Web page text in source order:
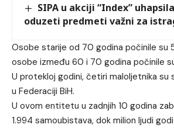
SIPA u akciji “Index”
oduzeti predmeti važni za
Osobe starije od 70 godina počinile su
osobe između 60 i 70 godina počinile
U protekloj godini, četiri maloljetnika su
u Federaciji BiH.
U ovom entitetu u zadnjih 10 godina
1.994 samoubistava, dok milion ljudi